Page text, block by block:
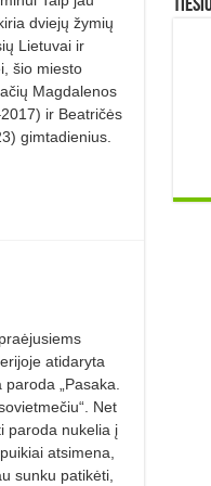
dvie­jų žymių
Lietuvai ir
šio miesto
Magdalenos
ir Beatričės
gimtadienius.
atidaryta
„Pasaka.
Net
paroda nukelia į
atsimena,
sunku patikėti,